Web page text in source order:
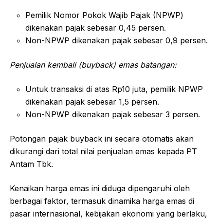
Pemilik Nomor Pokok Wajib Pajak (NPWP)
dikenakan pajak sebesar 0,45 persen.
Non-NPWP dikenakan pajak sebesar 0,9 persen.
Penjualan kembali (buyback) emas batangan:
Untuk transaksi di atas Rp10 juta, pemilik NPWP
dikenakan pajak sebesar 1,5 persen.
Non-NPWP dikenakan pajak sebesar 3 persen.
Potongan pajak buyback ini secara otomatis akan
dikurangi dari total nilai penjualan emas kepada PT
Antam Tbk.
Kenaikan harga emas ini diduga dipengaruhi oleh
berbagai faktor, termasuk dinamika harga emas di
pasar internasional, kebijakan ekonomi yang berlaku,